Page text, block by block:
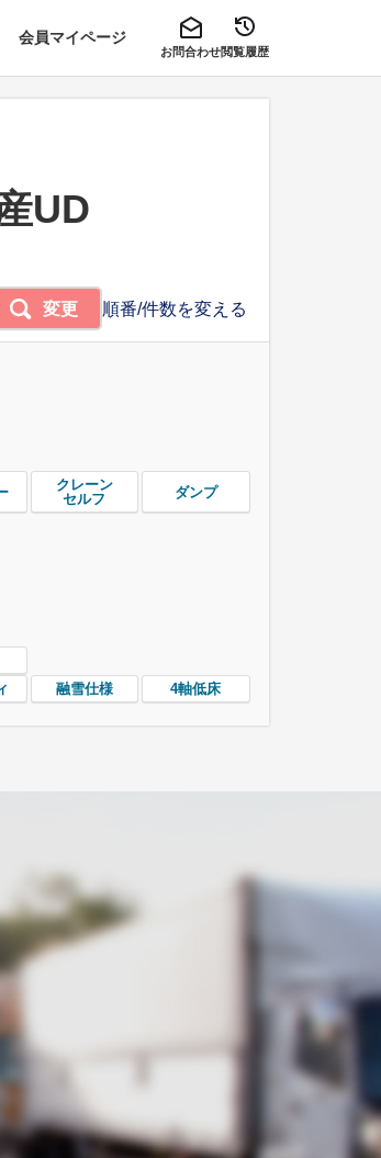
会員マイページ
お問合わせ閲覧履歴
UD
順番/件数を変える
変更
クレーン
セルフ
ダンプ
融雪仕様 4軸低床